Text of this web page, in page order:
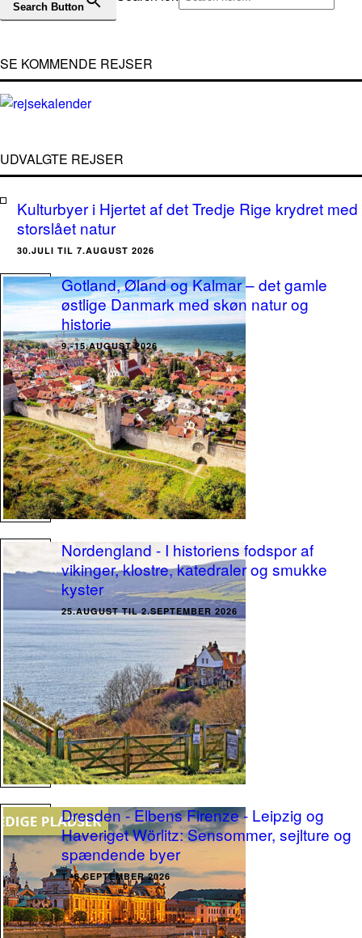
Search Button
SE KOMMENDE REJSER
UDVALGTE REJSER
Kulturbyer i Hjertet af det Tredje Rige krydret med
storslået natur
30.JULI TIL 7.AUGUST 2026
Gotland, Øland og Kalmar – det gamle
østlige Danmark med skøn natur og
historie
9.-15.AUGUST 2026
Nordengland - I historiens fodspor af
vikinger, klostre, katedraler og smukke
kyster
25.AUGUST TIL 2.SEPTEMBER 2026
Dresden - Elbens Firenze - Leipzig og
Haveriget Wörlitz: Sensommer, sejlture og
spændende byer
1.-6.SEPTEMBER 2026